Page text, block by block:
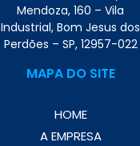
Mendoza, 160 – Vila
Industrial, Bom Jesus dos
Perdões – SP, 12957-022
MAPA DO SITE
HOME
A EMPRESA